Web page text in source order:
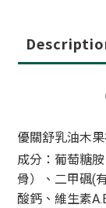
優關舒乳油木
成分：葡萄糖
骨）、二甲碸(
酸鈣、維生素